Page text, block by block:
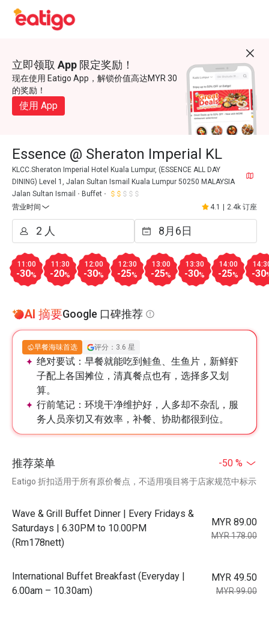
立即领取 App 限定奖励！
现在使用 Eatigo App，解锁价值高达MYR 30
的奖励！
使用 App
Essence @ Sheraton Imperial KL
KLCC.Sheraton Imperial Hotel Kuala Lumpur, (ESSENCE ALL DAY
DINING) Level 1, Jalan Sultan Ismail Kuala Lumpur 50250 MALAYSIA
Jalan Sultan Ismail
Buffet
营业时间
4.1 2.4k 订座
11:00
-30%
11:30
-20%
12:00
-30%
12:30
-25%
13:00
-25%
13:30
-30%
14:00
-25% -30
AI 摘要Google 口碑推荐
早餐海味首选 评分：3.6 星
绝对要试： 早餐就能吃到鲑鱼、生鱼片，新鲜虾
子配上各国摊位，清真餐点也有，选择多又划
算。
行前笔记： 环境干净维护好，人多却不杂乱，服
务人员亲切又有效率，补餐、协助都很到位。
推荐菜单 -50 %
Eatigo 折扣适用于所有原价餐点，不适用项目将于店家规范中标示
Wave & Grill Buffet Dinner | Every Fridays &
Saturdays | 6.30PM to 10.00PM
(Rm178nett)
MYR 89.00
MYR 178.00
International Buffet Breakfast (Everyday |
6.00am – 10.30am)
MYR 49.50
MYR 99.00